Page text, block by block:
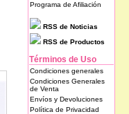
Programa de Afiliación
RSS de Noticias
RSS de Productos
Términos de Uso
Condiciones generales
Condiciones Generales
de Venta
Envíos y Devoluciones
Política de Privacidad